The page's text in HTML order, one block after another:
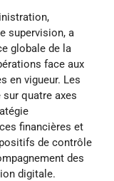
supervision, a
globale de la
face aux
en vigueur. Les
quatre axes
financières et
de contrôle
des
digitale.